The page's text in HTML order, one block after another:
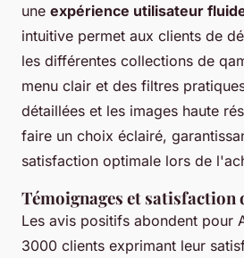
une expérience utilisateur
intuitive permet aux clients de
les différentes collections de
menu clair et des filtres
détaillées et les images haute
faire un choix éclairé,
satisfaction optimale lors de
Témoignages et satisfaction
Les avis positifs abondent pour
3000 clients exprimant leur